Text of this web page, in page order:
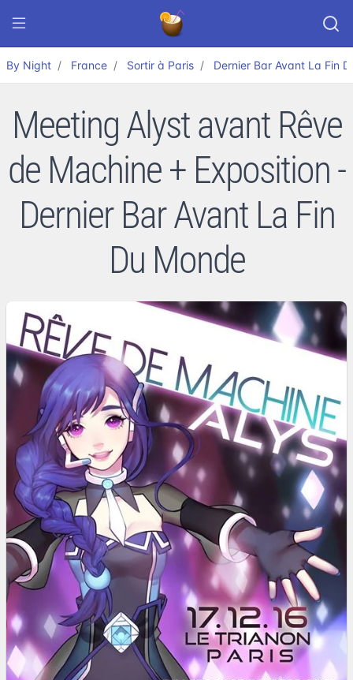
By Night France Sortir à Paris Dernier Bar Avant La Fin
Meeting Alyst avant Rêve
de Machine + Exposition -
Dernier Bar Avant La Fin
Du Monde